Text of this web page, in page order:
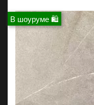
В шоуруме 🛍